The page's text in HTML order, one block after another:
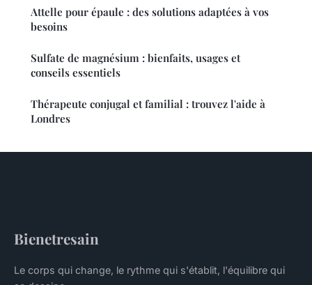
Attelle pour épaule : des solutions adaptées à vos
besoins
Sulfate de magnésium : bienfaits, usages et
conseils essentiels
Thérapeute conjugal et familial : trouvez l'aide à
Londres
Bienetresain
Le corps qui change, le rythme qui s'établit, l'équilibre qui